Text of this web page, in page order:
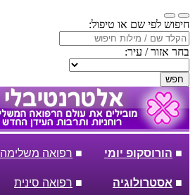
חיפוש לפי שם או טיפול:
בחר אזור / עיר:
חפש
■ הורוסקופ יומי ■ רפואה משלימה
■ אסטרולוגיה ■ רפואה סינית